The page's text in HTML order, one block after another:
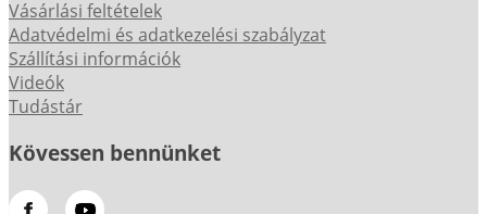
Vásárlási feltételek
Adatvédelmi és adatkezelési szabályzat
Szállítási információk
Videók
Tudástár
Kövessen bennünket